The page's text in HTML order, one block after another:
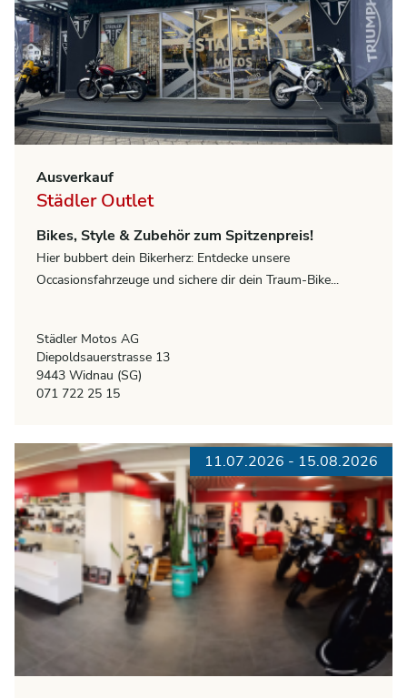
Ausverkauf
Städler Outlet
Bikes, Style & Zubehör zum Spitzenpreis!
Hier bubbert dein Bikerherz: Entdecke unsere
Occasionsfahrzeuge und sichere dir dein Traum-Bike...
Städler Motos AG
Diepoldsauerstrasse 13
9443 Widnau (SG)
071 722 25 15
11.07.2026 - 15.08.2026